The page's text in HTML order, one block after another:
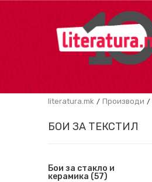
literatura.mk Производи
БОИ ЗА ТЕКСТИЛ
Бои за стакло и
керамика (57)